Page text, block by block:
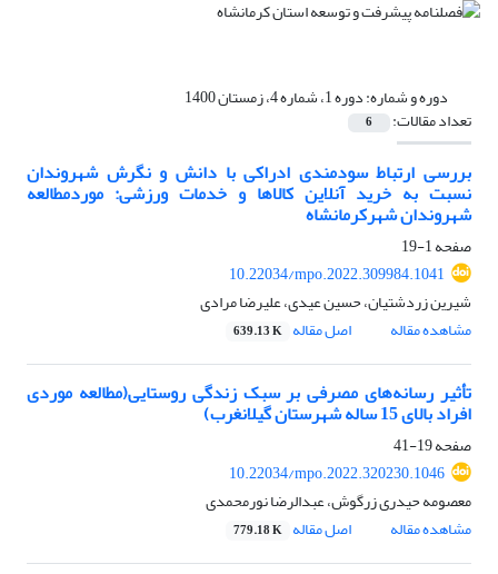
دوره و شماره:دوره 1، شماره 4، زمستان 1400
تعداد مقالات: 6
بررسی ارتباط سودمندی ادراکی با دانش و نگرش شهروندان
نسبت به خرید آنلاین کالاها و خدمات ورزشی: موردمطالعه
شهروندان شهرکرمانشاه
صفحه1-19
10.22034/mpo.2022.309984.1041
شیرین زردشتیان، حسین عیدی، علیرضا مرادی
مشاهده مقاله
اصل مقاله 639.13 K
تأثیر رسانه‌های مصرفی بر سبک زندگی روستایی(مطالعه موردی
افراد بالای 15 ساله شهرستان گیلانغرب)
صفحه19-41
10.22034/mpo.2022.320230.1046
معصومه حیدری زرگوش، عبدالرضا نورمحمدی
مشاهده مقاله
اصل مقاله 779.18 K